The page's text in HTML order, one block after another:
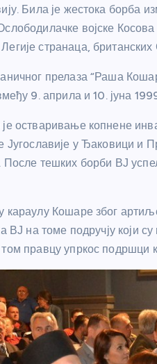
Била је жестока борба
војске
странаца,
прелаза “Раша
9. априла и 10. јуна
остваривање копнене
Југославије у Ђаковици и
тешких борби ВЈ
Кошаре због
ВЈ на томе подручју који
правцу упркос подршци